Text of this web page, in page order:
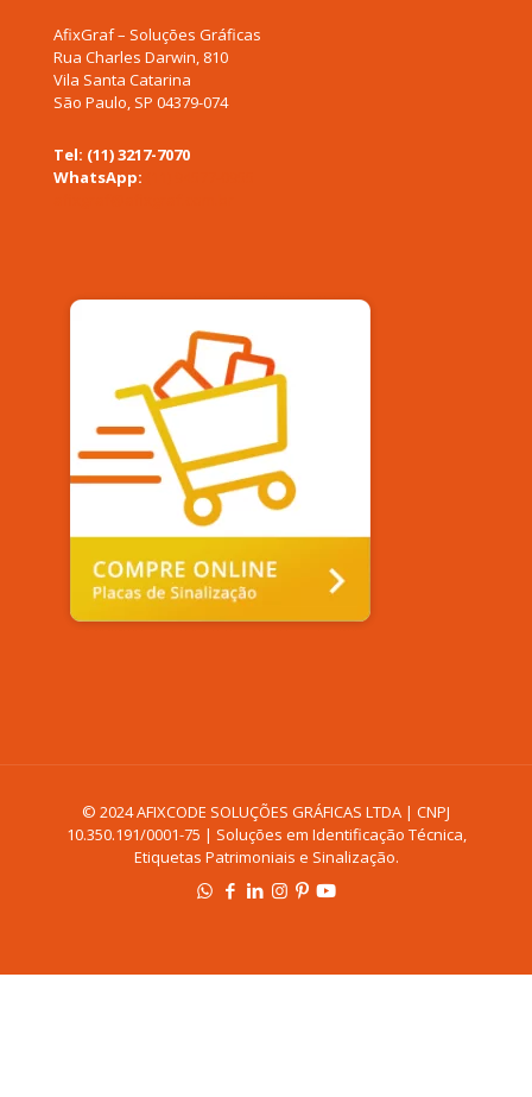
AfixGraf – Soluções Gráficas
Rua Charles Darwin, 810
Vila Santa Catarina
São Paulo, SP 04379-074
Tel: (11) 3217-7070
WhatsApp:
© 2024 AFIXCODE SOLUÇÕES GRÁFICAS LTDA | CNPJ
10.350.191/0001-75 | Soluções em Identificação Técnica,
Etiquetas Patrimoniais e Sinalização.